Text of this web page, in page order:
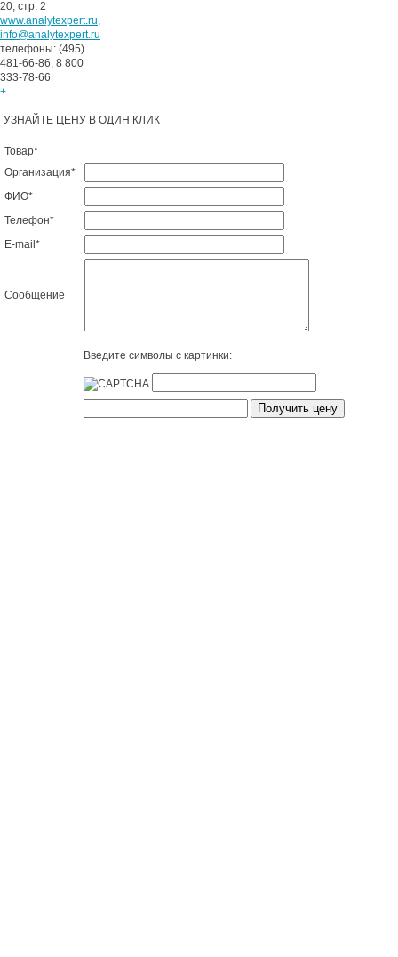
20, стр. 2
www.analytexpert.ru,
info@analytexpert.ru
телефоны: (495)
481-66-86, 8 800
333-78-66
+
УЗНАЙТЕ ЦЕНУ В ОДИН КЛИК
Товар*
Организация*
ФИО*
Телефон*
E-mail *
Сообщение
Введите символы с картинки: